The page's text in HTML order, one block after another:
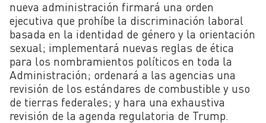
nueva administración firmará una orden
ejecutiva que prohíbe la discriminación laboral
basada en la identidad de género y la orientación
sexual; implementará nuevas reglas de ética
para los nombramientos políticos en toda la
Administración; ordenará a las agencias una
revisión de los estándares de combustible y uso
de tierras federales; y hara una exhaustiva
revisión de la agenda regulatoria de Trump.